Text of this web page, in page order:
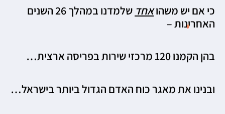
כי אם יש משהואחד
שלמדנו במהלך 26 השנים
האחרונות –
בהן הקמנו 120 מרכזי שירות בפריסה ארצית…
ובנינו את מאגר כוח האדם הגדול ביותר בישראל…